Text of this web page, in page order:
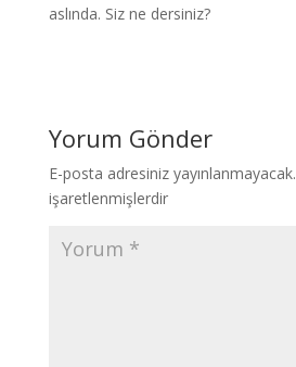
aslında. Siz ne dersiniz?
Yorum Gönder
E-posta adresiniz yayınlanmayacak.
işaretlenmişlerdir